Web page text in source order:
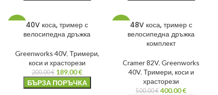
40V коса, тример с
велосипедна дръжка
Greenworks 40V, Тримери,
коси и храсторези
200.00€ 189.00€
БЪРЗА ПОРЪЧКА
48V коса, тример с
велосипедна дръжка
комплект
Cramer 82V, Greenworks
40V, Тримери, коси и
храсторези
500.00€ 400.00€